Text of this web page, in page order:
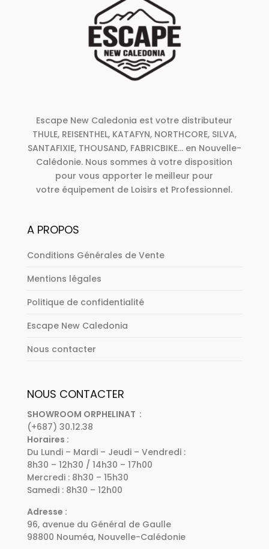
Escape New Caledonia est votre distributeur
THULE, REISENTHEL, KATAFYN, NORTHCORE, SILVA,
SANTAFIXIE, THOUSAND, FABRICBIKE... en Nouvelle-
Calédonie. Nous sommes à votre disposition
pour vous apporter le meilleur pour
votre équipement de Loisirs et Professionnel.
A PROPOS
Conditions Générales de Vente
Mentions légales
Politique de confidentialité
Escape New Caledonia
Nous contacter
NOUS CONTACTER
SHOWROOM ORPHELINAT :
(+687) 30.12.38
Horaires :
Du Lundi – Mardi – Jeudi – Vendredi :
8h30 – 12h30 / 14h30 – 17h00
Mercredi : 8h30 – 15h30
Samedi : 8h30 – 12h00
Adresse :
96, avenue du Général de Gaulle
98800 Nouméa, Nouvelle-Calédonie